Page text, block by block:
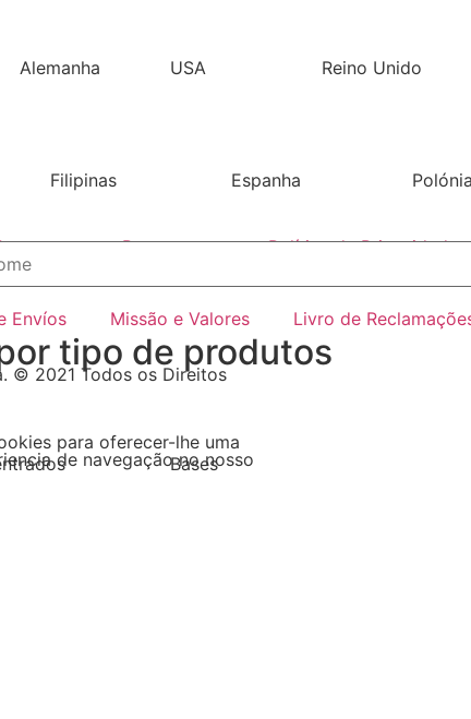
Alemanha USA Reino Unido
Filipinas Espanha Polónia
tipo de produtos
Bases
Pagamentos Política de Privacidade
Envíos Missão e Valores Livro de
© 2021 Todos os Direitos
para oferecer-lhe uma
de navegação no nosso